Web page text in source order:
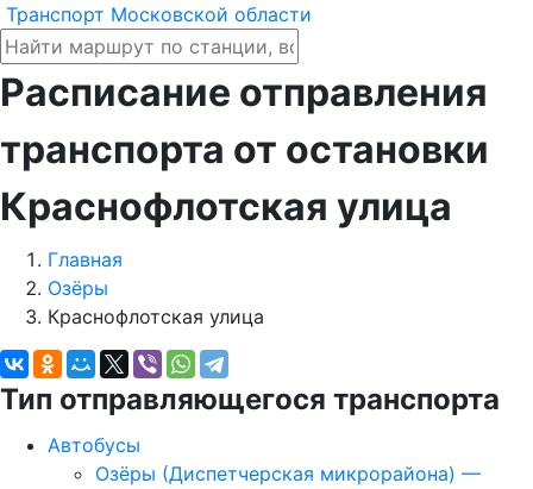
Транспорт Московской области
Расписание отправления
транспорта от остановки
Краснофлотская улица
Главная
Озёры
Краснофлотская улица
Тип отправляющегося транспорта
Автобусы
Озёры (Диспетчерская микрорайона) —